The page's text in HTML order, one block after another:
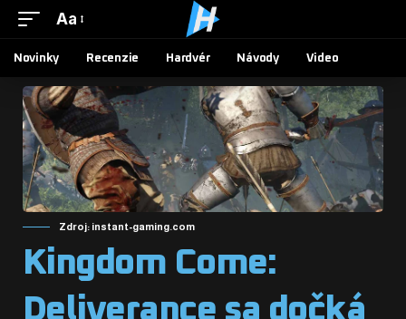
Aa
Novinky Recenzie Hardvér Návody Video
Zdroj: instant-gaming.com
Kingdom Come:
Deliverance sa dočká